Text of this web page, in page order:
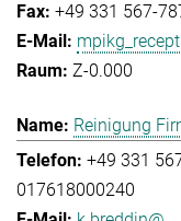
+49 331 567-
Z-0.000
Reinigung
+49 331
017618000240